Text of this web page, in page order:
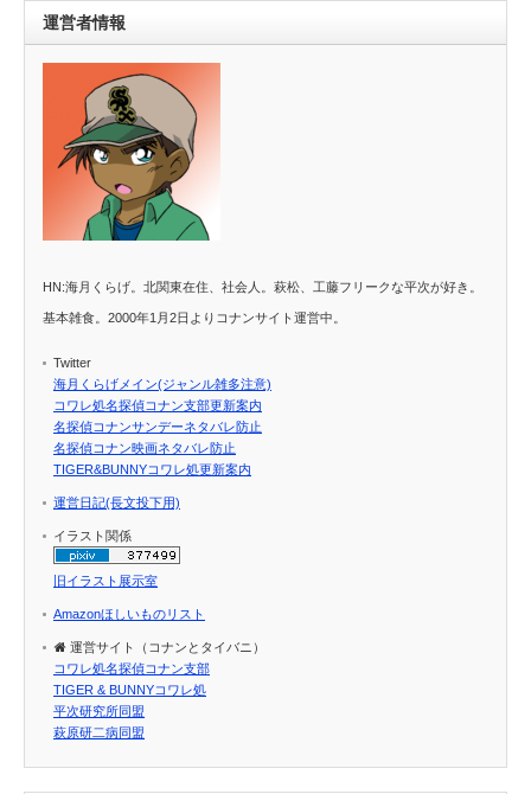
運営者情報
HN:海月くらげ。北関東在住、社会人。萩松、工藤フリークな平次が好き。
基本雑食。2000年1月2日よりコナンサイト運営中。
Twitter
海月くらげメイン(ジャンル雑多注意)
コワレ処名探偵コナン支部更新案内
名探偵コナンサンデーネタバレ防止
名探偵コナン映画ネタバレ防止
TIGER&BUNNYコワレ処更新案内
運営日記(長文投下用)
イラスト関係
旧イラスト展示室
Amazonほしいものリスト
運営サイト（コナンとタイバニ）
コワレ処名探偵コナン支部
TIGER & BUNNYコワレ処
平次研究所同盟
萩原研二病同盟